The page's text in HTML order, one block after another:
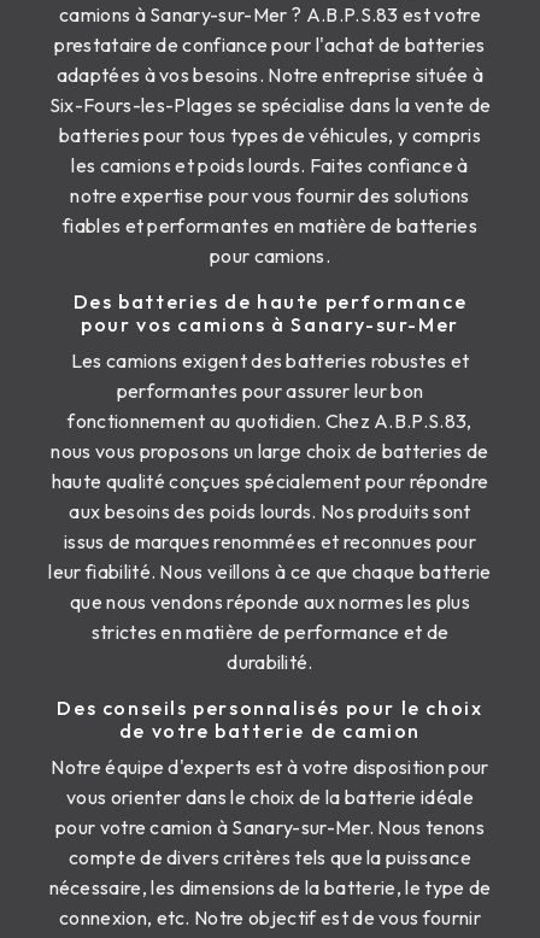
camions à Sanary-sur-Mer ? A.B.P.S.83 est votre
prestataire de confiance pour l'achat de batteries
adaptées à vos besoins. Notre entreprise située à
Six-Fours-les-Plages se spécialise dans la vente de
batteries pour tous types de véhicules, y compris
les camions et poids lourds. Faites confiance à
notre expertise pour vous fournir des solutions
fiables et performantes en matière de batteries
pour camions.
Des batteries de haute performance
pour vos camions à Sanary-sur-Mer
Les camions exigent des batteries robustes et
performantes pour assurer leur bon
fonctionnement au quotidien. Chez A.B.P.S.83,
nous vous proposons un large choix de batteries de
haute qualité conçues spécialement pour répondre
aux besoins des poids lourds. Nos produits sont
issus de marques renommées et reconnues pour
leur fiabilité. Nous veillons à ce que chaque batterie
que nous vendons réponde aux normes les plus
strictes en matière de performance et de
durabilité.
Des conseils personnalisés pour le choix
de votre batterie de camion
Notre équipe d'experts est à votre disposition pour
vous orienter dans le choix de la batterie idéale
pour votre camion à Sanary-sur-Mer. Nous tenons
compte de divers critères tels que la puissance
nécessaire, les dimensions de la batterie, le type de
connexion, etc. Notre objectif est de vous fournir